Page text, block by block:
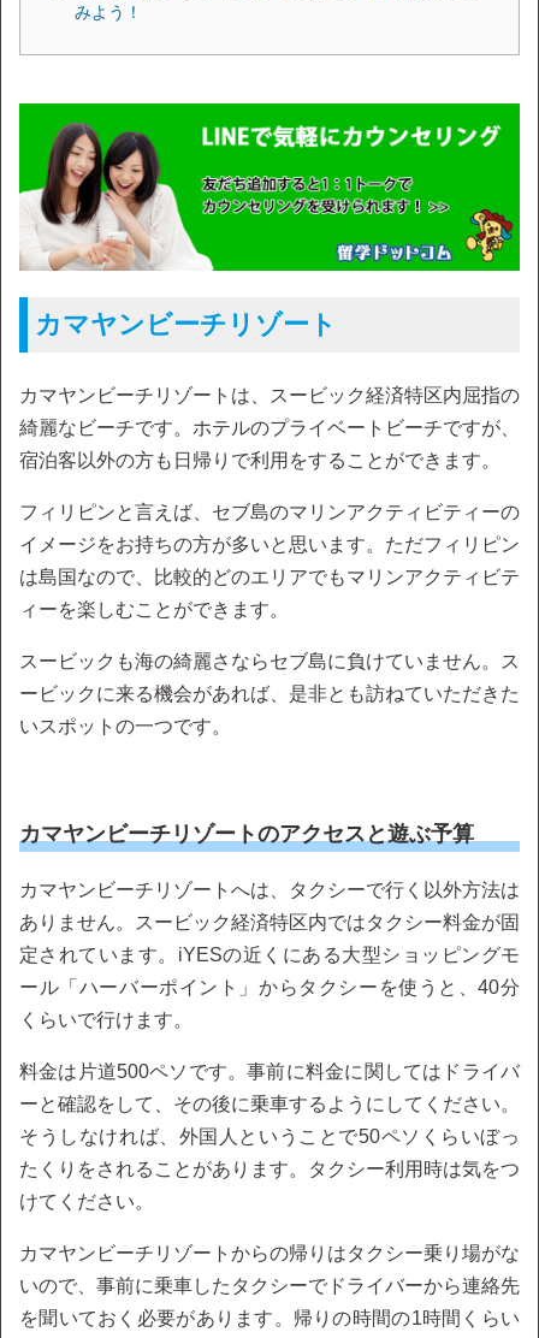
みよう！
カマヤンビーチリゾート
カマヤンビーチリゾートは、スービック経済特区内屈指の
綺麗なビーチです。ホテルのプライベートビーチですが、
宿泊客以外の方も日帰りで利用をすることができます。
フィリピンと言えば、セブ島のマリンアクティビティーの
イメージをお持ちの方が多いと思います。ただフィリピン
は島国なので、比較的どのエリアでもマリンアクティビテ
ィーを楽しむことができます。
スービックも海の綺麗さならセブ島に負けていません。ス
ービックに来る機会があれば、是非とも訪ねていただきた
いスポットの一つです。
カマヤンビーチリゾートのアクセスと遊ぶ予算
カマヤンビーチリゾートへは、タクシーで行く以外方法は
ありません。スービック経済特区内ではタクシー料金が固
定されています。iYESの近くにある大型ショッピングモ
ール「ハーバーポイント」からタクシーを使うと、40分
くらいで行けます。
料金は片道500ペソです。事前に料金に関してはドライバ
ーと確認をして、その後に乗車するようにしてください。
そうしなければ、外国人ということで50ペソくらいぼっ
たくりをされることがあります。タクシー利用時は気をつ
けてください。
カマヤンビーチリゾートからの帰りはタクシー乗り場がな
いので、事前に乗車したタクシーでドライバーから連絡先
を聞いておく必要があります。帰りの時間の1時間くらい